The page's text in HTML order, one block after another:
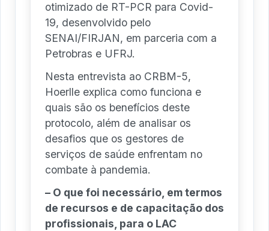
otimizado de RT-PCR para Covid-
19, desenvolvido pelo
SENAI/FIRJAN, em parceria com a
Petrobras e UFRJ.
Nesta entrevista ao CRBM-5,
Hoerlle explica como funciona e
quais são os benefícios deste
protocolo, além de analisar os
desafios que os gestores de
serviços de saúde enfrentam no
combate à pandemia.
– O que foi necessário, em termos
de recursos e de capacitação dos
profissionais, para o LAC